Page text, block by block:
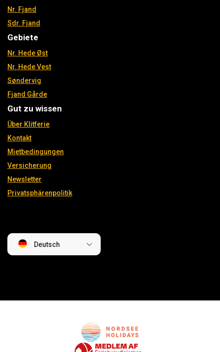
Nr. Fjand
Sdr. Fjand
Gebiete
Nr. Hede Øst
Nr. Hede Vest
Søndervig
Fjand Gårde
Gut zu wissen
Über Klitferie
Kontakt
Mietbedingungen
Versicherung
Newsletter
Privatsphärenpolitik
Deutsch